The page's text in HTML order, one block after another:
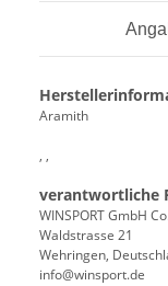
Aramith
, ,
verantwortliche
WINSPORT GmbH
Waldstrasse 21
Wehringen,
info@winsport.de